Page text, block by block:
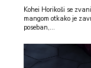
Kohei Horikoši se
mangom otkako je
poseban,...